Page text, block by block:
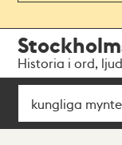
navigationen
huvudinnehållet
Historia i ord,
Sök